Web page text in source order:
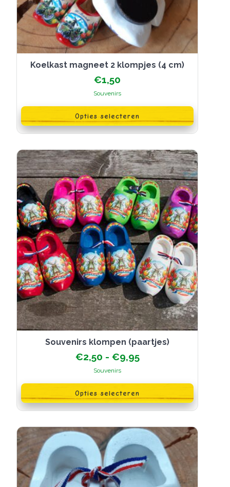
Koelkast magneet 2 klompjes (4 cm)
€1,50
Souvenirs
Opties selecteren
product
heeft
meerdere
variaties.
optie
kan
gekozen
worden
op
de
productpagina
Souvenirs klompen (paartjes)
€2,50 - €9,95Prijsklasse:
€9,95
Souvenirs
Opties selecteren
product
heeft
meerdere
variaties.
optie
kan
gekozen
worden
op
de
productpagina